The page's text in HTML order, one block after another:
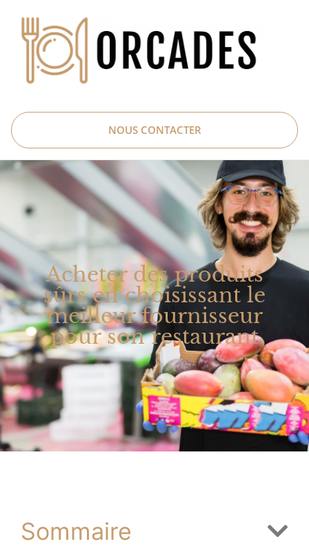
NOUS CONTACTER
Acheter des produits
sûrs en choisissant le
meilleur fournisseur
pour son restaurant
Sommaire